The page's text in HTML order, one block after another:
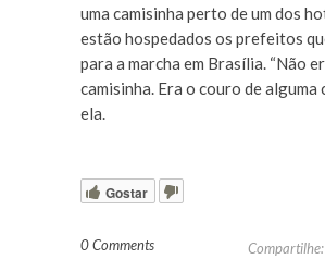
uma camisinha perto de um dos
estão hospedados os prefeitos
para a marcha em Brasília. “Não
camisinha. Era o couro de alguma
ela.
Gostar
0 Comments Compartilhe: